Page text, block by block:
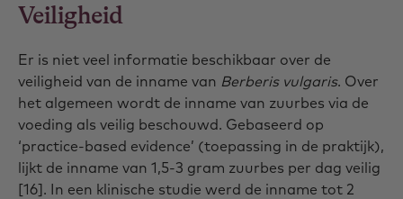
Veiligheid
Er is niet veel informatie beschikbaar over de
veiligheid van de inname van Berberis vulgaris. Over
het algemeen wordt de inname van zuurbes via de
voeding als veilig beschouwd. Gebaseerd op
‘practice-based evidence’ (toepassing in de praktijk),
lijkt de inname van 1,5-3 gram zuurbes per dag veilig
[16]. In een klinische studie werd de inname tot 2